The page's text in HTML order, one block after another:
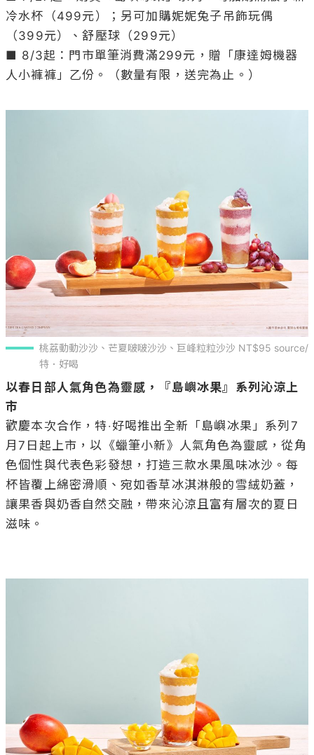
冷水杯（499元）；另可加購妮妮兔子吊飾玩偶
（399元）、舒壓球（299元）
■ 8/3起：門市單筆消費滿299元，贈「康達姆機器
人小褲褲」乙份。（數量有限，送完為止。）
桃荔動動沙沙、芒夏啵啵沙沙、巨峰粒粒沙沙 NT$95 source/
特．好喝
以春日部人氣角色為靈感，『島嶼冰果』系列沁涼上
市
歡慶本次合作，特‧好喝推出全新「島嶼冰果」系列7
月7日起上市，以《蠟筆小新》人氣角色為靈感，從角
色個性與代表色彩發想，打造三款水果風味冰沙。每
杯皆覆上綿密滑順、宛如香草冰淇淋般的雪絨奶蓋，
讓果香與奶香自然交融，帶來沁涼且富有層次的夏日
滋味。